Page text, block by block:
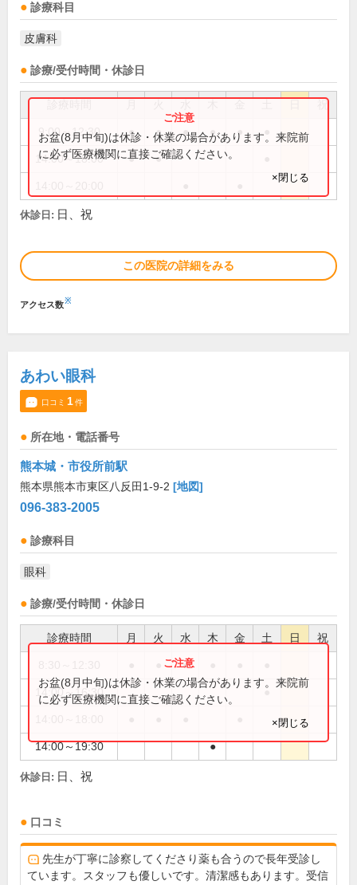
診療科目
皮膚科
診療/受付時間・休診日
祝
9:00～12:30 ● ● ● ● ●
14:00～18:00 ● ●
お盆(8月中旬)は休診・休業の場合があります。来院前
に必ず医療機関に直接ご確認ください。
×閉じる
休診日: 日、祝
この医院の詳細をみる
アクセス数※
あわい眼科
口コミ 1件
所在地・電話番号
熊本城・市役所前駅
熊本県熊本市東区八反田1-9-2 [地図]
096-383-2005
診療科目
眼科
診療/受付時間・休診日
診療時間 月 火 水 木 金 土 日 祝
●
14:00～16:30 ●
14:00～19:30 ●
お盆(8月中旬)は休診・休業の場合があります。来院前
に必ず医療機関に直接ご確認ください。
×閉じる
休診日: 日、祝
口コミ
先生が丁寧に診察してくださり薬も合うので長年受診し
ています。スタッフも優しいです。清潔感もあります。受信